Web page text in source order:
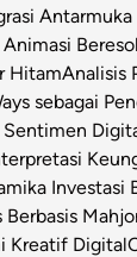
HitamAnalisis
sebagai
Investasi
Berbasis
Kreatif Digital